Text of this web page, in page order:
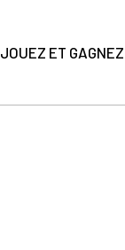
JOUEZ ET GAGNEZ